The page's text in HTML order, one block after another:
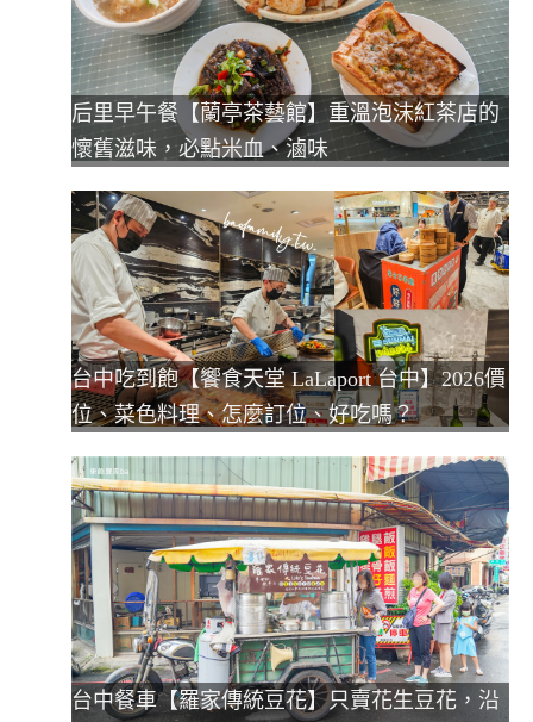
后里早午餐【蘭亭茶藝館】重溫泡沫紅茶店的
懷舊滋味，必點米血、滷味
台中吃到飽【饗食天堂 LaLaport 台中】2026價
位、菜色料理、怎麼訂位、好吃嗎？
台中餐車【羅家傳統豆花】只賣花生豆花，沿